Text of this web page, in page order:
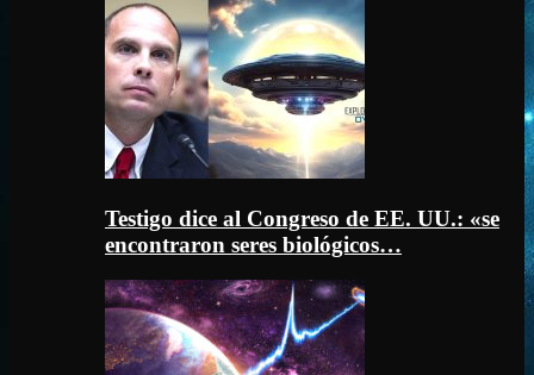
Testigo dice al Congreso de EE. UU.: «se
encontraron seres biológicos…